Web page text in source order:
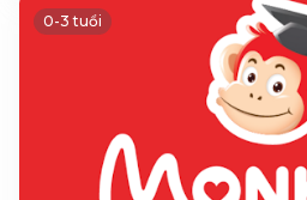
0-3 tuổi